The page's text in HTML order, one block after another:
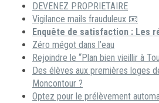
DEVENEZ PROPRIETAIRE
Vigilance mails frauduleux 📧
Enquête de satisfaction : Les
Zéro mégot dans l’eau
Rejoindre le “Plan bien vieillir à
Des élèves aux premières loges
Moncontour ?
Optez pour le prélèvement